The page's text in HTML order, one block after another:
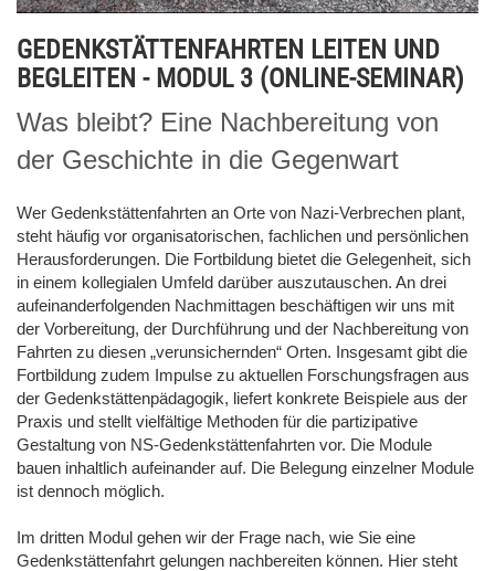
GEDENKSTÄTTENFAHRTEN LEITEN UND
BEGLEITEN - MODUL 3 (ONLINE-SEMINAR)
Was bleibt? Eine Nachbereitung von
der Geschichte in die Gegenwart
Wer Gedenkstättenfahrten an Orte von Nazi-Verbrechen plant,
steht häufig vor organisatorischen, fachlichen und persönlichen
Herausforderungen. Die Fortbildung bietet die Gelegenheit, sich
in einem kollegialen Umfeld darüber auszutauschen. An drei
aufeinanderfolgenden Nachmittagen beschäftigen wir uns mit
der Vorbereitung, der Durchführung und der Nachbereitung von
Fahrten zu diesen „verunsichernden“ Orten. Insgesamt gibt die
Fortbildung zudem Impulse zu aktuellen Forschungsfragen aus
der Gedenkstättenpädagogik, liefert konkrete Beispiele aus der
Praxis und stellt vielfältige Methoden für die partizipative
Gestaltung von NS-Gedenkstättenfahrten vor. Die Module
bauen inhaltlich aufeinander auf. Die Belegung einzelner Module
ist dennoch möglich.
Im dritten Modul gehen wir der Frage nach, wie Sie eine
Gedenkstättenfahrt gelungen nachbereiten können. Hier steht